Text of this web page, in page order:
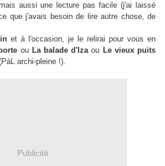
aussi une lecture pas facile (j'ai laissé
que j'avais besoin de lire autre chose, de
et à l'occasion, je le relirai pour vous en
ou La balade d'Izaou Le vieux puits
archi-pleine !).
Publicité